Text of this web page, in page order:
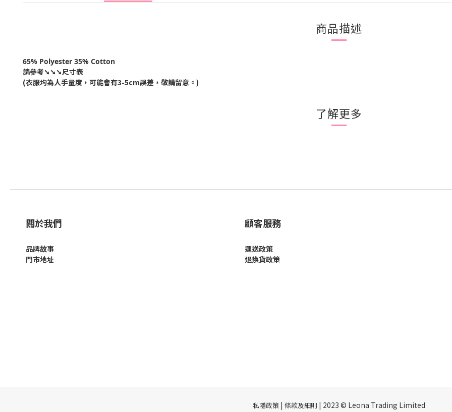
商品描述
65% Polyester 35% Cotton
請參考➘➘➘尺寸表
(衣服均為人手量度，可能會有3-5cm誤差，敬請留意。 )
了解更多
關於我們
品牌故事
門市地址
顧客服務
運送政策
退換貨政策
私隱政策 | 條款及細則 | 2023 © Leona Trading Limited